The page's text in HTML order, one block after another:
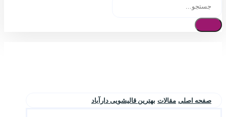
صفحه اصلی مقالات بهترین قالیشویی دارآباد